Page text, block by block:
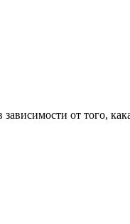
от того,